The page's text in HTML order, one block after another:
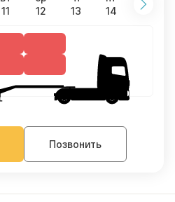
11
12
13
14
15
Позвонить